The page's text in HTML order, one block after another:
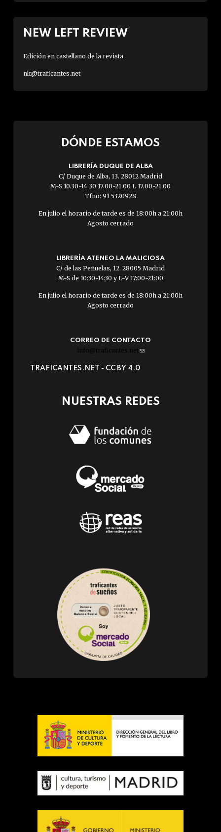
NEW LEFT REVIEW
Edición en castellano de la revista.
nlr@traficantes.net
DÓNDE ESTAMOS
LIBRERÍA DUQUE DE ALBA
C/ Duque de Alba, 13. 28012 Madrid
M-S 10.30-14.30 17.00-21.00 L 17.00-21.00
Tfno: 91 5320928
En julio el horario de tarde es de 18:00h a 21:00h
Agosto cerrado
LIBRERÍA ATENEO LA MALICIOSA
C/ de las Peñuelas, 12. 28005 Madrid
M-S de 10:30-14:30 y L-V 17:00-21:00
En julio el horario de tarde es de 18:00h a 21:00h
Agosto cerrado
CORREO DE CONTACTO
info@traficantes.net (link
e-
TRAFICANTES.NET - CC BY 4.0
NUESTRAS REDES